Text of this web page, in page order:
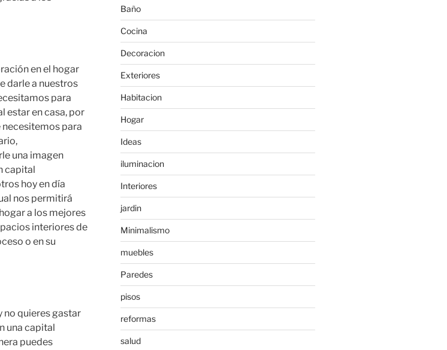
en el hogar
darle a nuestros
para
estar en casa, por
para
una imagen
capital
hoy en día
nos permitirá
a los mejores
interiores de
o en su
no quieres gastar
una capital
puedes
Baño
Cocina
Decoracion
Exteriores
Habitacion
Hogar
Ideas
iluminacion
Interiores
jardin
Minimalismo
muebles
Paredes
pisos
reformas
salud